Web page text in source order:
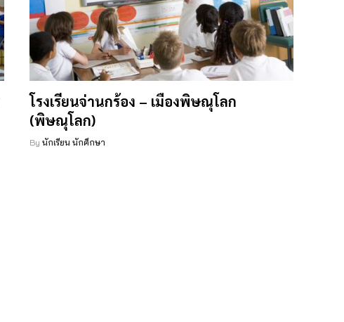
โรงเรียนจ่านกร้อง – เมืองพิษณุโลก
(พิษณุโลก)
By นักเรียน นักศึกษา